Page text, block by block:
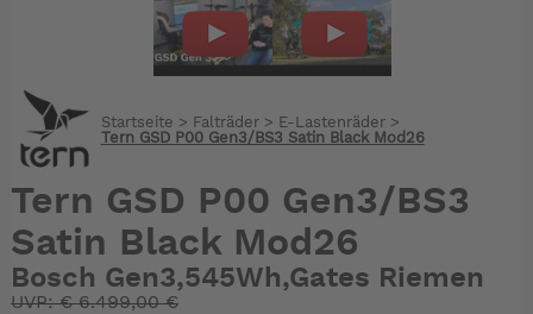
Startseite > Falträder> E-Lastenräder>
Tern GSD P00 Gen3/BS3 Satin Black Mod26
Tern GSD P00 Gen3/BS3
Satin Black Mod26
Bosch Gen3,545Wh,Gates Riemen
UVP:€6.499,00 €